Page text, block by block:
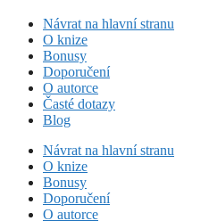
Návrat na hlavní stranu
O knize
Bonusy
Doporučení
O autorce
Časté dotazy
Blog
Návrat na hlavní stranu
O knize
Bonusy
Doporučení
O autorce